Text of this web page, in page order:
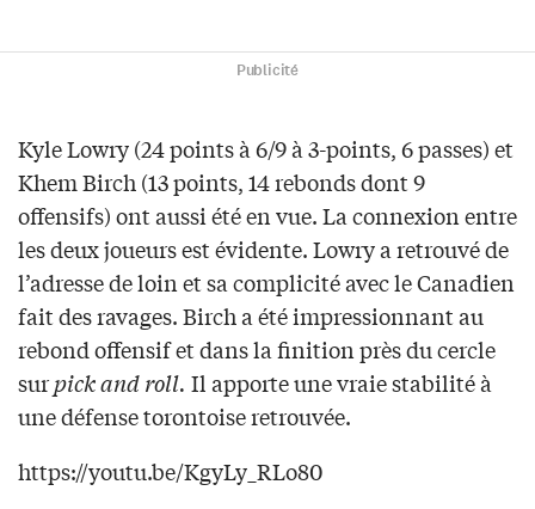
Publicité
Kyle Lowry (24 points à 6/9 à 3-points, 6 passes) et
Khem Birch (13 points, 14 rebonds dont 9
offensifs) ont aussi été en vue. La connexion entre
les deux joueurs est évidente. Lowry a retrouvé de
l’adresse de loin et sa complicité avec le Canadien
fait des ravages. Birch a été impressionnant au
rebond offensif et dans la finition près du cercle
surpick and roll. Il apporte une vraie stabilité à
une défense torontoise retrouvée.
https://youtu.be/KgyLy_RLo80